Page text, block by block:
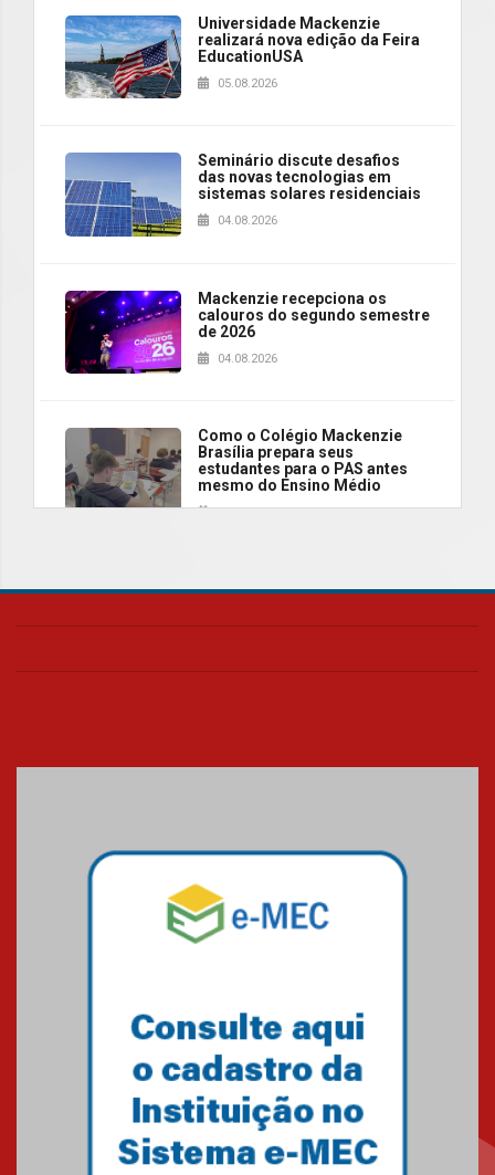
Universidade Mackenzie
realizará nova edição da Feira
EducationUSA
05.08.2026
Seminário discute desafios
das novas tecnologias em
sistemas solares residenciais
04.08.2026
Mackenzie recepciona os
calouros do segundo semestre
de 2026
04.08.2026
Como o Colégio Mackenzie
Brasília prepara seus
estudantes para o PAS antes
mesmo do Ensino Médio
Como os pais podem investir
escola
Professora do Mackenzie é
finalista do Prêmio Jabuti com
obra sobre ética e arquitetura
contemporânea
Semana Internacional
Mackenzie promove parcerias
internacionais
03.08.2026